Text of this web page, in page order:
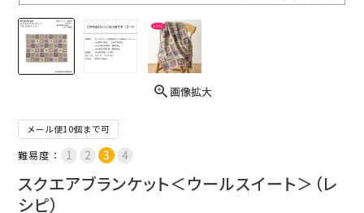
画像拡大
メール便10個まで可
難易度：
スクエアブランケット＜ウールスイート＞（レ
シピ）